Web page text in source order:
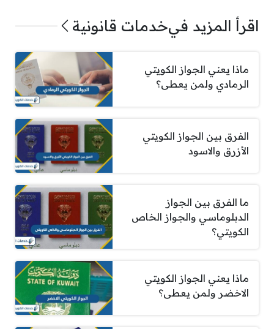
اقرأ المزيد فيخدمات قانونية
ماذا يعني الجواز الكويتي
الرمادي ولمن يعطى؟
الفرق بين الجواز الكويتي
الأزرق والاسود
ما الفرق بين الجواز
الدبلوماسي والجواز الخاص
الكويتي؟
ماذا يعني الجواز الكويتي
الاخضر ولمن يعطى؟